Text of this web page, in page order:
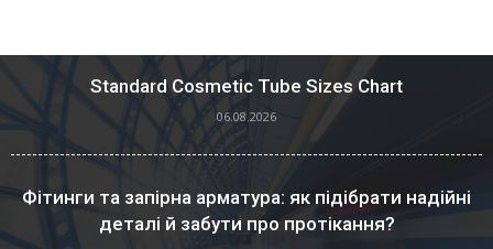
Standard Cosmetic Tube Sizes Chart
06.08.2026
Фітинги та запірна арматура: як підібрати надійні
деталі й забути про протікання?